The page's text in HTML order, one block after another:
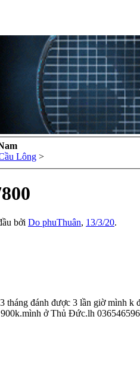
Lông >
bởi Do phuThuân, 13/3/20.
đánh được 3 lần giờ mình
ở Thủ Đức.lh